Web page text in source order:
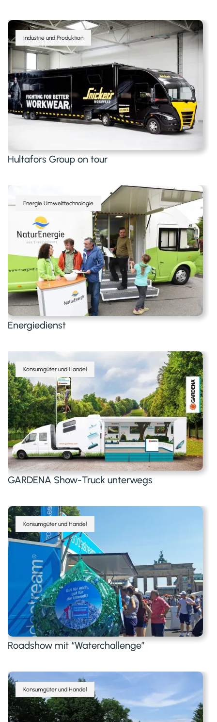
Hultafors Group on tour
Industrie und Produktion
Energiedienst
Energie Umwelttechnologie
GARDENA Show-Truck unterwegs
Konsumgüter und Handel
Roadshow mit “Waterchallenge”
Konsumgüter und Handel
Konsumgüter und Handel